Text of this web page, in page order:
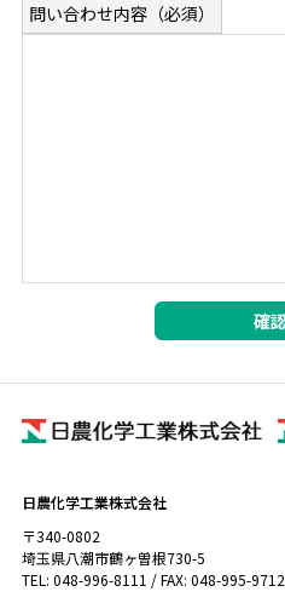
問い合わせ内容（必須）
日農化学工業株式会社
〒340-0802
埼玉県八潮市鶴ヶ曽根730-5
TEL: 048-996-8111 / FAX: 048-995-9712